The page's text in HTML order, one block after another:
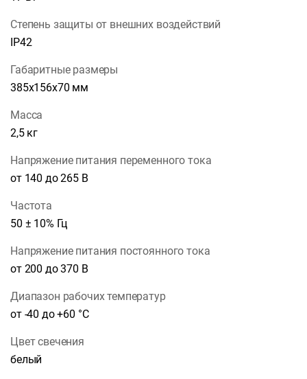
Степень защиты от внешних воздействий
IP42
Габаритные размеры
385х156х70 мм
Масса
2,5 кг
Напряжение питания переменного тока
от 140 до 265 В
Частота
50 ± 10% Гц
Напряжение питания постоянного тока
от 200 до 370 В
Диапазон рабочих температур
от -40 до +60 °С
Цвет свечения
белый